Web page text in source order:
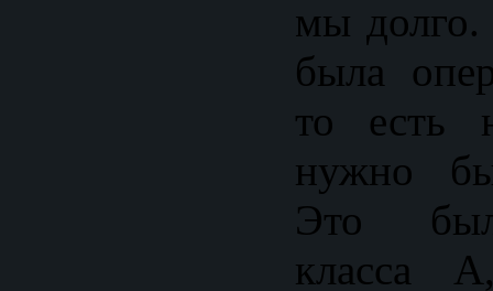
мы долго.
была
то есть
нужно
Это был
класса